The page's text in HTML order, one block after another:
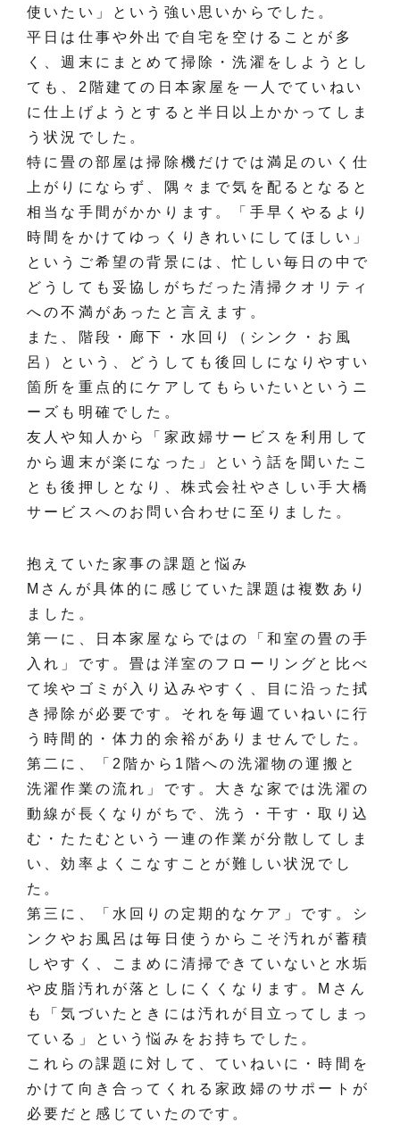
使いたい」という強い思いからでした。
平日は仕事や外出で自宅を空けることが多
く、週末にまとめて掃除・洗濯をしようとし
ても、2階建ての日本家屋を一人でていねい
に仕上げようとすると半日以上かかってしま
う状況でした。
特に畳の部屋は掃除機だけでは満足のいく仕
上がりにならず、隅々まで気を配るとなると
相当な手間がかかります。「手早くやるより
時間をかけてゆっくりきれいにしてほしい」
というご希望の背景には、忙しい毎日の中で
どうしても妥協しがちだった清掃クオリティ
への不満があったと言えます。
また、階段・廊下・水回り（シンク・お風
呂）という、どうしても後回しになりやすい
箇所を重点的にケアしてもらいたいというニ
ーズも明確でした。
友人や知人から「家政婦サービスを利用して
から週末が楽になった」という話を聞いたこ
とも後押しとなり、株式会社やさしい手大橋
サービスへのお問い合わせに至りました。
抱えていた家事の課題と悩み
Mさんが具体的に感じていた課題は複数あり
ました。
第一に、日本家屋ならではの「和室の畳の手
入れ」です。畳は洋室のフローリングと比べ
て埃やゴミが入り込みやすく、目に沿った拭
き掃除が必要です。それを毎週ていねいに行
う時間的・体力的余裕がありませんでした。
第二に、「2階から1階への洗濯物の運搬と
洗濯作業の流れ」です。大きな家では洗濯の
動線が長くなりがちで、洗う・干す・取り込
む・たたむという一連の作業が分散してしま
い、効率よくこなすことが難しい状況でし
た。
第三に、「水回りの定期的なケア」です。シ
ンクやお風呂は毎日使うからこそ汚れが蓄積
しやすく、こまめに清掃できていないと水垢
や皮脂汚れが落としにくくなります。Mさん
も「気づいたときには汚れが目立ってしまっ
ている」という悩みをお持ちでした。
これらの課題に対して、ていねいに・時間を
かけて向き合ってくれる家政婦のサポートが
必要だと感じていたのです。